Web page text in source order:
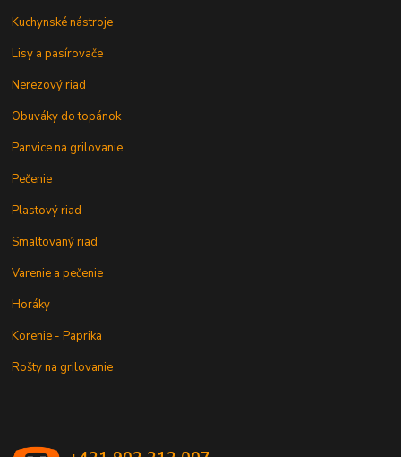
Kuchynské nástroje
Lisy a pasírovače
Nerezový riad
Obuváky do topánok
Panvice na grilovanie
Pečenie
Plastový riad
Smaltovaný riad
Varenie a pečenie
Horáky
Korenie - Paprika
Rošty na grilovanie